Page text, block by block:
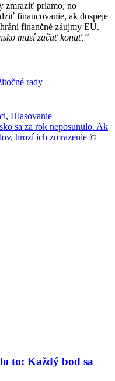
zmraziť priamo, no
financovanie, ak dospeje
finančné záujmy EÚ.
musí začať konať,“
, Hlasovanie
sa za rok neposunulo. Ak
hrozí ich zmrazenie ©
to: Každý bod sa